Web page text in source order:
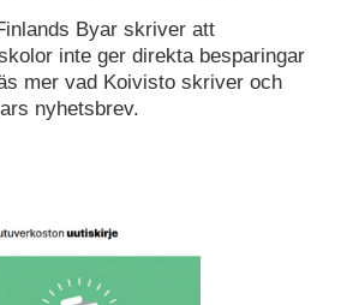
Byar skriver att
inte ger direkta besparingar
mer vad Koivisto skriver och
nyhetsbrev.